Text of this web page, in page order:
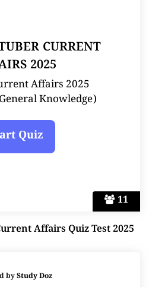
11
CURRENT
2025
Affairs 2025
General Knowledge)
Affairs Quiz Test 2025
byStudy Doz